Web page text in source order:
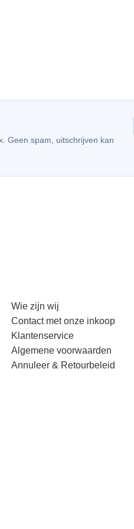
Geen spam, uitschrijven kan
Wie zijn wij
Contact met onze inkoop
Klantenservice
Algemene voorwaarden
Annuleer & Retourbeleid